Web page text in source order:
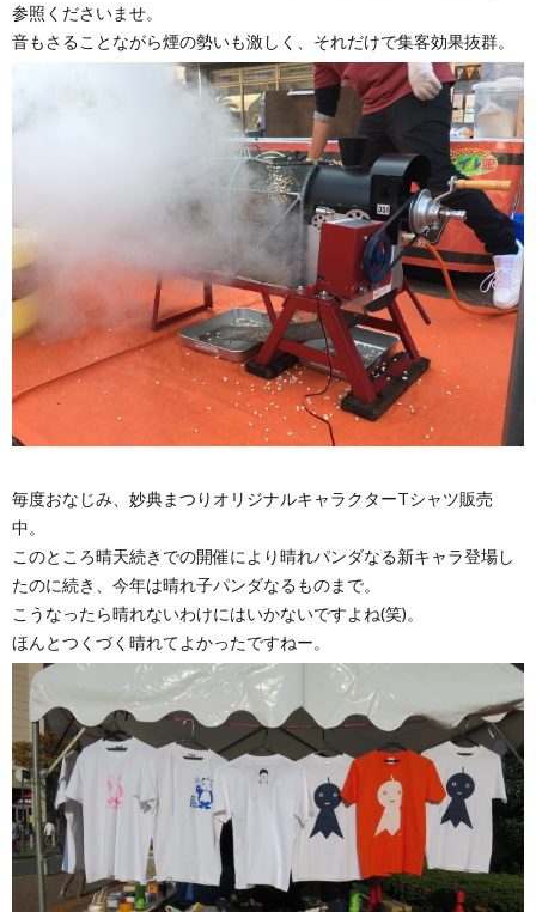
参照くださいませ。
音もさることながら煙の勢いも激しく、それだけで集客効果抜群。
毎度おなじみ、妙典まつりオリジナルキャラクターTシャツ販売
中。
このところ晴天続きでの開催により晴れパンダなる新キャラ登場し
たのに続き、今年は晴れ子パンダなるものまで。
こうなったら晴れないわけにはいかないですよね(笑)。
ほんとつくづく晴れてよかったですねー。